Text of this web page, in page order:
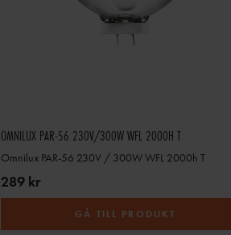
OMNILUX PAR-56 230V/300W WFL 2000H T
Omnilux PAR-56 230V / 300W WFL 2000h T
289 kr
GÅ TILL PRODUKT